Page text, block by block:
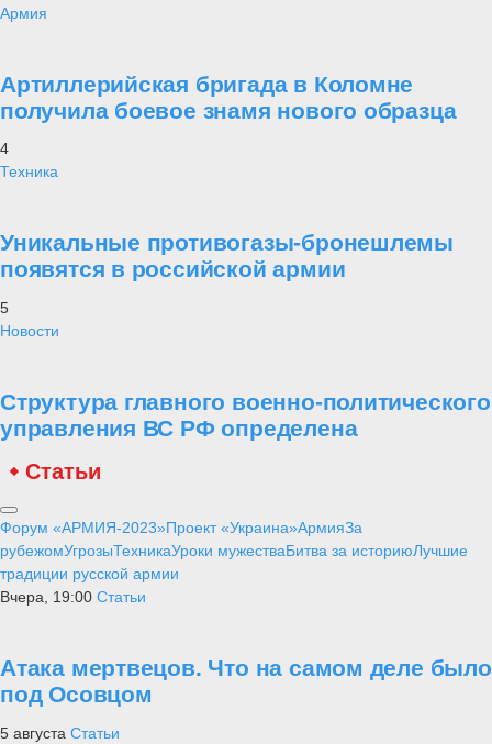
Армия
Артиллерийская бригада в Коломне
получила боевое знамя нового образца
4
Техника
Уникальные противогазы-бронешлемы
появятся в российской армии
5
Новости
Структура главного военно-политического
управления ВС РФ определена
Статьи
Форум «АРМИЯ-2023»Проект «Украина»АрмияЗа
рубежомУгрозыТехникаУроки мужестваБитва за историюЛучшие
традиции русской армии
Вчера, 19:00 Статьи
Атака мертвецов. Что на самом деле было
под Осовцом
5 августа Статьи